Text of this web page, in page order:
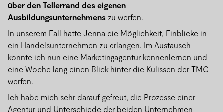
über den Tellerrand des eigenen
Ausbildungsunternehmens zu werfen.
In unserem Fall hatte Jenna die Möglichkeit, Einblicke in
ein Handelsunternehmen zu erlangen. Im Austausch
konnte ich nun eine Marketingagentur kennenlernen und
eine Woche lang einen Blick hinter die Kulissen der TMC
werfen.
Ich habe mich sehr darauf gefreut, die Prozesse einer
Agentur und Unterschiede der beiden Unternehmen